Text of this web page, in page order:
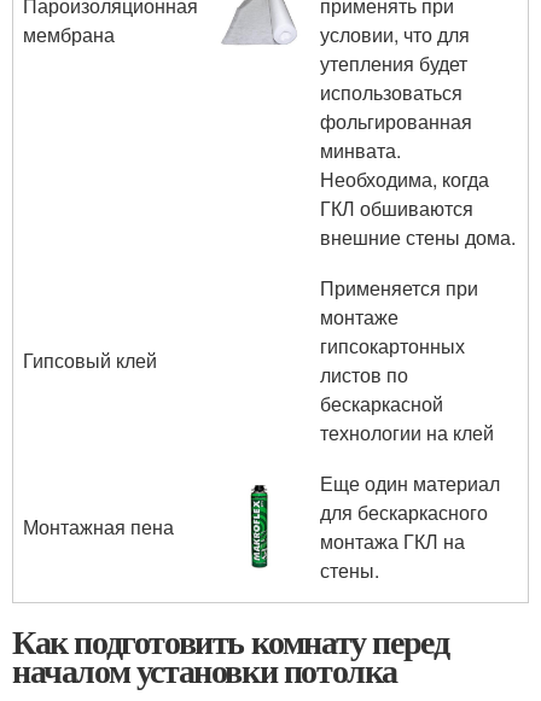
мембрана
условии, что для
утепления будет
использоваться
фольгированная
минвата.
Необходима, когда
ГКЛ обшиваются
внешние стены дома.
Гипсовый клей
Применяется при
монтаже
гипсокартонных
листов по
бескаркасной
технологии на клей
Монтажная пена
Еще один материал
для бескаркасного
монтажа ГКЛ на
стены.
Как подготовить комнату перед
началом установки потолка